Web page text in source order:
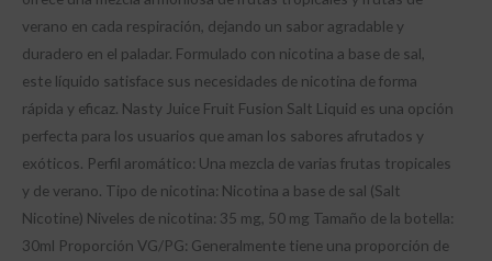
verano en cada respiración, dejando un sabor agradable y
duradero en el paladar. Formulado con nicotina a base de sal,
este líquido satisface sus necesidades de nicotina de forma
rápida y eficaz. Nasty Juice Fruit Fusion Salt Liquid es una opción
perfecta para los usuarios que aman los sabores afrutados y
exóticos. Perfil aromático: Una mezcla de varias frutas tropicales
y de verano. Tipo de nicotina: Nicotina a base de sal (Salt
Nicotine) Niveles de nicotina: 35 mg, 50 mg Tamaño de la botella:
30ml Proporción VG/PG: Generalmente tiene una proporción de